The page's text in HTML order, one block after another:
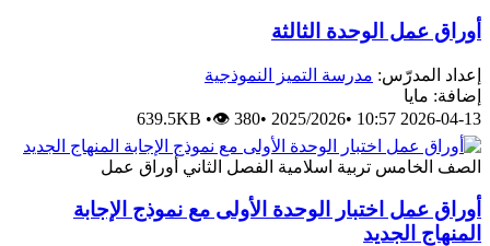
أوراق عمل الوحدة الثالثة
إعداد المدرّس: مدرسة التميز النموذجية
إضافة: مايا
2026-04-13 10:57
•
2025/2026
•
639.5KB •👁 380
الصف الخامس تربية اسلامية الفصل الثاني أوراق عمل
أوراق عمل اختبار الوحدة الأولى مع نموذج الإجابة
المنهاج الجديد